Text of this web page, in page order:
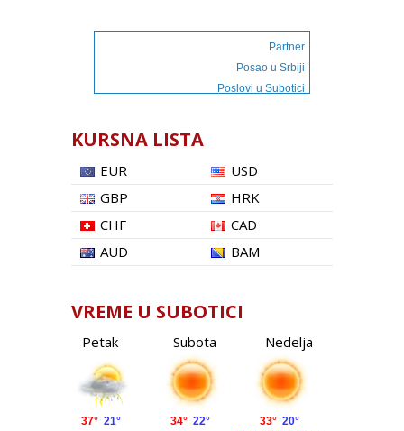
Partner
Posao u Srbiji
Poslovi u Subotici
KURSNA LISTA
EUR
USD
GBP
HRK
CHF
CAD
AUD
BAM
VREME U SUBOTICI
Petak Subota Nedelja